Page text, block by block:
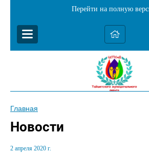
Перейти на полную
Главная
Новости
2 апреля 2020 г.